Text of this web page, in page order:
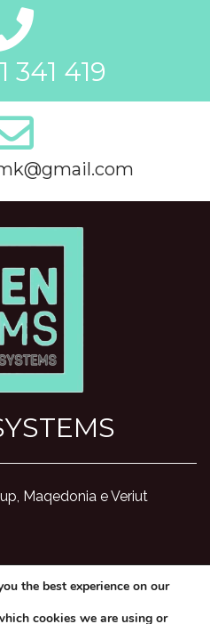
341 419
Maqedonia e Veriut
the best experience on our
cookies we are using or